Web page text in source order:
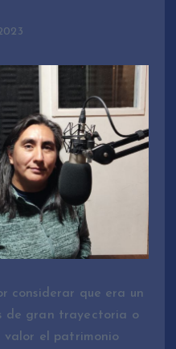
considerar que era un
de gran trayectoria o
valor el patrimonio